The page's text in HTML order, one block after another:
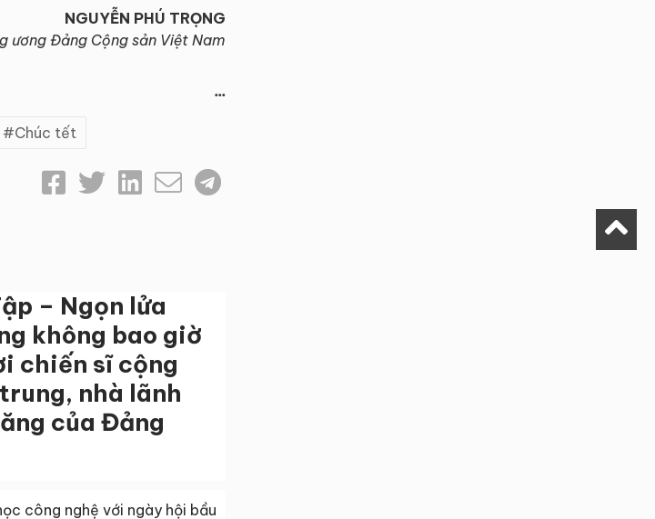
NGUYỄN PHÚ TRỌNG
ương Đảng Cộng sản Việt Nam
...
Chúc tết
– Ngọn lửa
không bao giờ
chiến sĩ cộng
nhà lãnh
của Đảng
công nghệ với ngày hội bầu